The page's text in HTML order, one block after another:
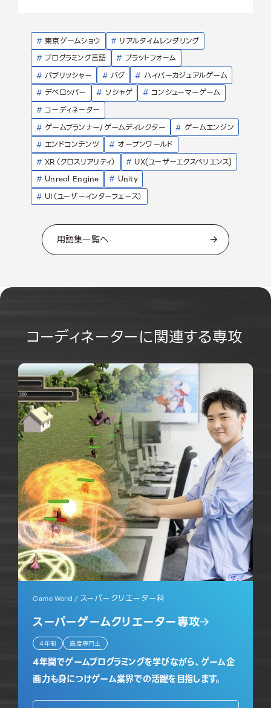
# 東京ゲームショウ # リアルタイムレンダリング
# プログラミング言語 # プラットフォーム
# パブリッシャー # バグ # ハイパーカジュアルゲーム
# デベロッパー # ソシャゲ # コンシューマーゲーム
# コーディネーター
# ゲームプランナー/ゲームディレクター # ゲームエンジン
# エンドコンテンツ # オープンワールド
# XR（クロスリアリティ） # UX(ユーザーエクスペリエンス)
# Unreal Engine # Unity
# UI（ユーザーインターフェース）
用語集一覧へ
コーディネーターに関連する専攻
Game World / スーパークリエーター科
スーパーゲームクリエーター専攻
4年制 高度専門士
4年間でゲームプログラミングを学びながら、ゲーム企
画力も身につけゲーム業界での活躍を目指します。